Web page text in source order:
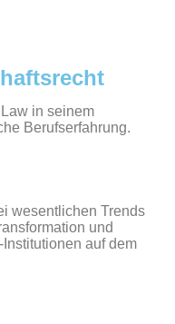
in seinem
Berufserfahrung.
wesentlichen Trends
und
auf dem